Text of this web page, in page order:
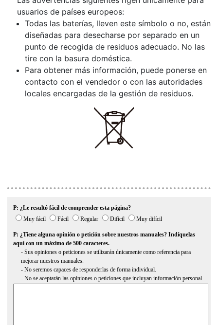
usuarios de países europeos:
Todas las baterías, lleven este símbolo o no, están
diseñadas para desecharse por separado en un
punto de recogida de residuos adecuado. No las
tire con la basura doméstica.
Para obtener más información, puede ponerse en
contacto con el vendedor o con las autoridades
locales encargadas de la gestión de residuos.